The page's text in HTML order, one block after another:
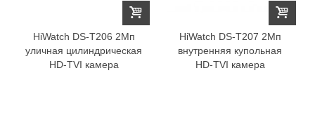
HiWatch DS-T206 2Мп
уличная цилиндрическая
HD-TVI камера
HiWatch DS-T207 2Мп
внутренняя купольная
HD-TVI камера